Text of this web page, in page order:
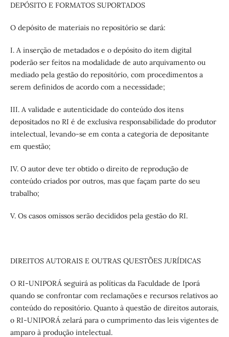
DEPÓSITO E FORMATOS SUPORTADOS
O depósito de materiais no repositório se dará:
I. A inserção de metadados e o depósito do item digital
poderão ser feitos na modalidade de auto arquivamento ou
mediado pela gestão do repositório, com procedimentos a
serem definidos de acordo com a necessidade;
III. A validade e autenticidade do conteúdo dos itens
depositados no RI é de exclusiva responsabilidade do produtor
intelectual, levando-se em conta a categoria de depositante
em questão;
IV. O autor deve ter obtido o direito de reprodução de
conteúdo criados por outros, mas que façam parte do seu
trabalho;
V. Os casos omissos serão decididos pela gestão do RI.
DIREITOS AUTORAIS E OUTRAS QUESTÕES JURÍDICAS
O RI-UNIPORÁseguirá as políticas da Faculdade de Iporá
quando se confrontar com reclamações e recursos relativos ao
conteúdo do repositório. Quanto à questão de direitos autorais,
o RI-UNIPORÁzelará para o cumprimento das leis vigentes de
amparo à produção intelectual.